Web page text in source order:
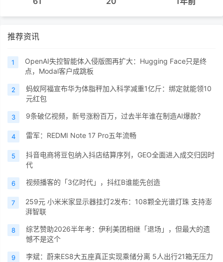
推荐资讯
1
OpenAI失控智能体入侵版图再扩大：Hugging Face只是终
点，Modal客户成跳板
2
蚂蚁阿福宣布华为体脂秤加入科学减重1亿斤：绑定就能领10
元红包
3 9条破亿视频，新号涨粉百万，过去半年谁在制造AI爆款？
4 雷军：REDMI Note 17 Pro五年流畅
5
抖音电商将豆包纳入抖店结算序列，GEO全面进入成交归因时
代
6 视频播客的「3亿时代」，抖红B谁能先创造
7
259元 小米米家显示器挂灯2发布：108颗全光谱灯珠 支持澎
湃智联
8
综艺赞助2026半年考：伊利美团相继「退场」，但最大的遗
憾不是这个
9 李斌：蔚来ES8大五座真正实现乘储分离 5人出行21箱无压力